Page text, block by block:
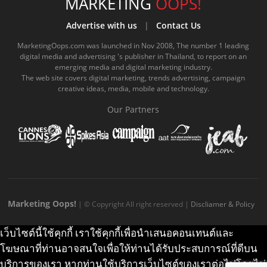
b
o
o
k
c
o
u
b
e
.
o
m
m
e
a
g
r
a
.
o
k
.
c
m
Advertise with us| Contact Us
MarketingOops.com was launched in Nov 2008, The number 1 leading
digital media and advertising 's publisher in Thailand, to report on an
emerging media and digital marketing industry.
The web site covers digital marketing, trends advertising, campaign
creative ideas, media, mobile and technology.
Our Partners
Marketing Oops! | © Copyright All right reserved | Discliamer & Policy
เว็บไซต์นี้ใช้คุกกี้ เราใช้คุกกี้เพื่อนำเสนอคอนเทนต์และ
โฆษณาที่ท่านอาจสนใจเพื่อให้ท่านได้รับประสบการณ์ที่ดีบน
บริการของเรา หากท่านใช้บริการเว็บไซต์ของเราต่อไปโดยไม่